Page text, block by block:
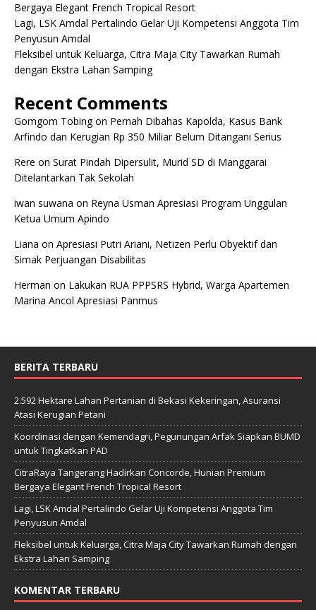
Bergaya Elegant French Tropical Resort
Lagi, LSK Amdal Pertalindo Gelar Uji Kompetensi Anggota Tim
Penyusun Amdal
Fleksibel untuk Keluarga, Citra Maja City Tawarkan Rumah
dengan Ekstra Lahan Samping
Recent Comments
Gomgom Tobingon Pernah Dibahas Kapolda, Kasus Bank
Arfindo dan Kerugian Rp 350 Miliar Belum Ditangani Serius
Rere on Surat Pindah Dipersulit, Murid SD di Manggarai
Ditelantarkan Tak Sekolah
iwan suwana on Reyna Usman Apresiasi Program Unggulan
Ketua Umum Apindo
Liana on Apresiasi Putri Ariani, Netizen Perlu Obyektif dan
Simak Perjuangan Disabilitas
Herman on Lakukan RUA PPPSRS Hybrid, Warga Apartemen
Marina Ancol Apresiasi Panmus
BERITA TERBARU
2.592 Hektare Lahan Pertanian di Bekasi Kekeringan, Asuransi
Atasi Kerugian Petani
Koordinasi dengan Kemendagri, Pegunungan Arfak Siapkan BUMD
untuk Tingkatkan PAD
CitraRaya Tangerang Hadirkan Concorde, Hunian Premium
Bergaya Elegant French Tropical Resort
Lagi, LSK Amdal Pertalindo Gelar Uji Kompetensi Anggota Tim
Penyusun Amdal
Fleksibel untuk Keluarga, Citra Maja City Tawarkan Rumah dengan
Ekstra Lahan Samping
KOMENTAR TERBARU